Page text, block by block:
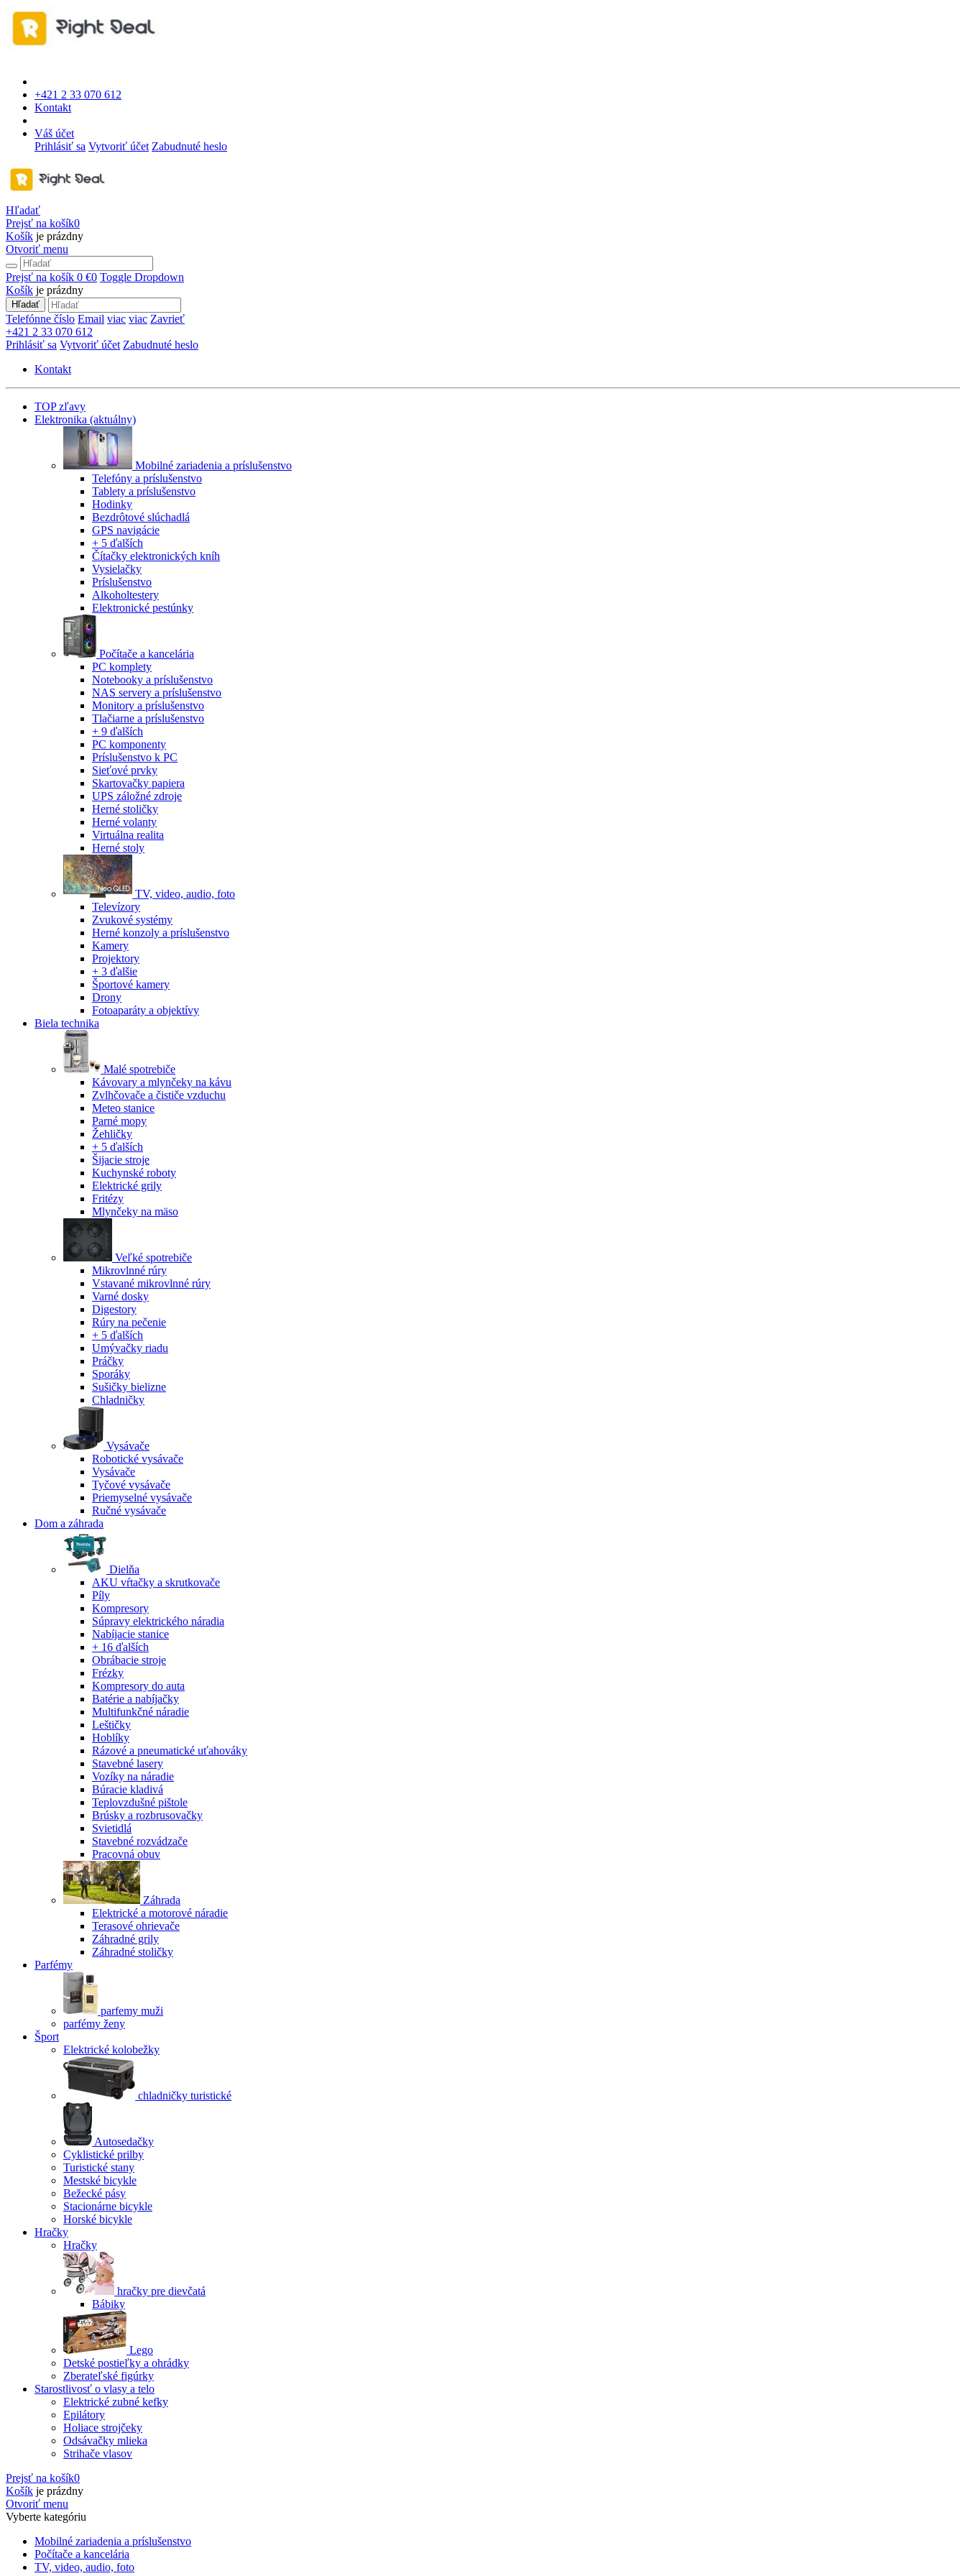
+421 2 33 070 612
Kontakt
Váš účet
Prihlásiť sa Vytvoriť účet Zabudnuté heslo
Hľadať
Prejsť na košík0
Košík je prázdny
Otvoriť menu
Prejsť na košík 0 €0 Toggle Dropdown
Košík je prázdny
Hľadať
Telefónne číslo Email viac viac Zavrieť
+421 2 33 070 612
Prihlásiť sa Vytvoriť účet Zabudnuté heslo
Kontakt
TOP zľavy
Elektronika (aktuálny)
Mobilné zariadenia a príslušenstvo
Telefóny a príslušenstvo
Tablety a príslušenstvo
Hodinky
Bezdrôtové slúchadlá
GPS navigácie
+ 5 ďalších
Čítačky elektronických kníh
Vysielačky
Príslušenstvo
Alkoholtestery
Elektronické pestúnky
Počítače a kancelária
PC komplety
Notebooky a príslušenstvo
NAS servery a príslušenstvo
Monitory a príslušenstvo
Tlačiarne a príslušenstvo
+ 9 ďalších
PC komponenty
Príslušenstvo k PC
Sieťové prvky
Skartovačky papiera
UPS záložné zdroje
Herné stoličky
Herné volanty
Virtuálna realita
Herné stoly
TV, video, audio, foto
Televízory
Zvukové systémy
Herné konzoly a príslušenstvo
Kamery
Projektory
+ 3 ďalšie
Športové kamery
Drony
Fotoaparáty a objektívy
Biela technika
Malé spotrebiče
Kávovary a mlynčeky na kávu
Zvlhčovače a čističe vzduchu
Meteo stanice
Parné mopy
Žehličky
+ 5 ďalších
Šijacie stroje
Kuchynské roboty
Elektrické grily
Fritézy
Mlynčeky na mäso
Veľké spotrebiče
Mikrovlnné rúry
Vstavané mikrovlnné rúry
Varné dosky
Digestory
Rúry na pečenie
+ 5 ďalších
Umývačky riadu
Práčky
Sporáky
Sušičky bielizne
Chladničky
Vysávače
Robotické vysávače
Vysávače
Tyčové vysávače
Priemyselné vysávače
Ručné vysávače
Dom a záhrada
Dielňa
AKU vŕtačky a skrutkovače
Píly
Kompresory
Súpravy elektrického náradia
Nabíjacie stanice
+ 16 ďalších
Obrábacie stroje
Frézky
Kompresory do auta
Batérie a nabíjačky
Multifunkčné náradie
Leštičky
Hoblíky
Rázové a pneumatické uťahováky
Stavebné lasery
Vozíky na náradie
Búracie kladivá
Teplovzdušné pištole
Brúsky a rozbrusovačky
Svietidlá
Stavebné rozvádzače
Pracovná obuv
Záhrada
Elektrické a motorové náradie
Terasové ohrievače
Záhradné grily
Záhradné stoličky
Parfémy
parfemy muži
parfémy ženy
Šport
Elektrické kolobežky
chladničky turistické
Autosedačky
Cyklistické prilby
Turistické stany
Mestské bicykle
Bežecké pásy
Stacionárne bicykle
Horské bicykle
Hračky
Hračky
hračky pre dievčatá
Bábiky
Lego
Detské postieľky a ohrádky
Zberateľské figúrky
Starostlivosť o vlasy a telo
Elektrické zubné kefky
Epilátory
Holiace strojčeky
Odsávačky mlieka
Strihače vlasov
Prejsť na košík0
Košík je prázdny
Otvoriť menu
Vyberte kategóriu
Mobilné zariadenia a príslušenstvo
Počítače a kancelária
TV, video, audio, foto